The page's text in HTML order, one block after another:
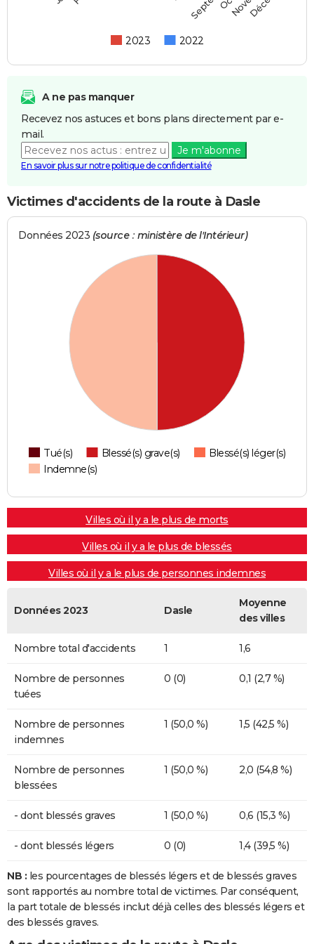
2023 2022
A ne pas manquer
Recevez nos astuces et bons plans directement par e-
mail.
Je m'abonne
En savoir plus sur notre politique de confidentialité
Victimes d'accidents de la route à Dasle
Données 2023 (source : ministère de l'Intérieur)
Tué(s) Blessé(s) grave(s)
Blessé(s) léger(s)
Indemne(s)
Villes où il y a le plus de morts
Villes où il y a le plus de blessés
Villes où il y a le plus de personnes indemnes
Données 2023 Dasle
Moyenne
des villes
Nombre total d'accidents 1 1,6
Nombre de personnes
tuées
0 (0) 0,1 (2,7 %)
Nombre de personnes
indemnes
1 (50,0 %) 1,5 (42,5 %)
Nombre de personnes
blessées
1 (50,0 %) 2,0 (54,8 %)
- dont blessés graves 1 (50,0 %) 0,6 (15,3 %)
- dont blessés légers 0 (0) 1,4 (39,5 %)
NB : les pourcentages de blessés légers et de blessés graves
sont rapportés au nombre total de victimes. Par conséquent,
la part totale de blessés inclut déjà celles des blessés légers et
des blessés graves.